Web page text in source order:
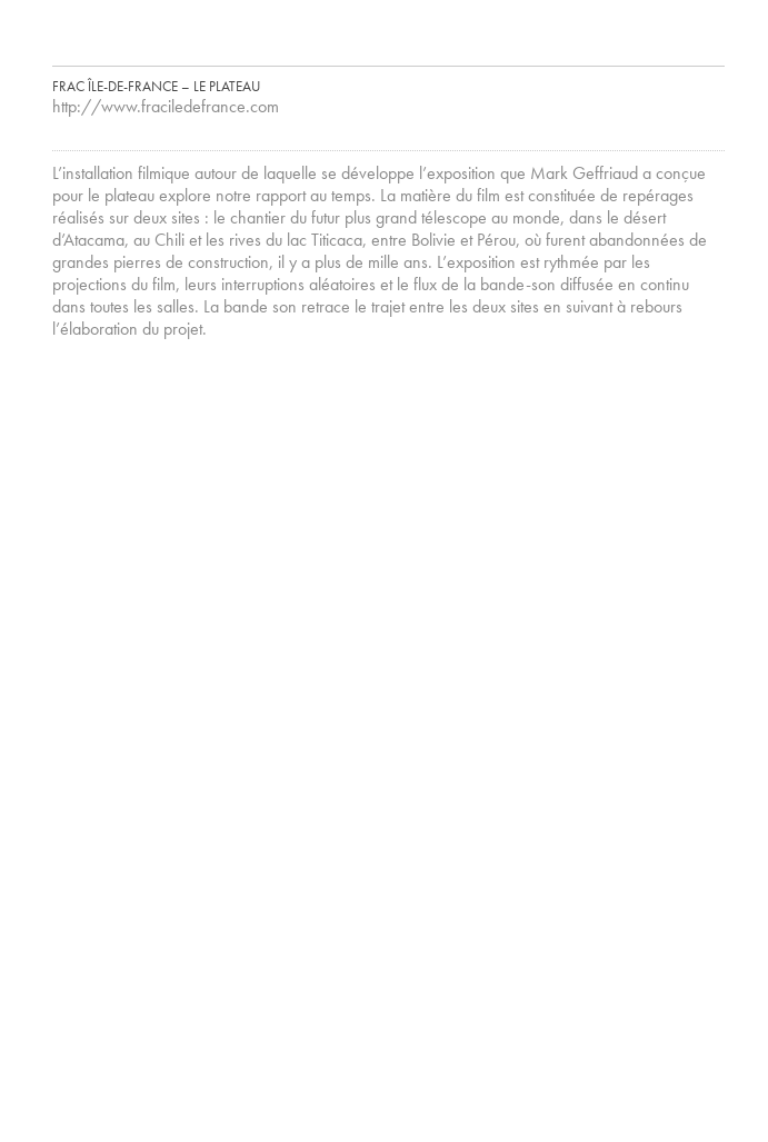
FRAC ÎLE-DE-FRANCE – LE PLATEAU
http://www.fraciledefrance.com
L’installation filmique autour de laquelle se développe l’exposition que Mark Geffriaud a conçue
pour le plateau explore notre rapport au temps. La matière du film est constituée de repérages
réalisés sur deux sites : le chantier du futur plus grand télescope au monde, dans le désert
d’Atacama, au Chili et les rives du lac Titicaca, entre Bolivie et Pérou, où furent abandonnées de
grandes pierres de construction, il y a plus de mille ans. L’exposition est rythmée par les
projections du film, leurs interruptions aléatoires et le flux de la bande-son diffusée en continu
dans toutes les salles. La bande son retrace le trajet entre les deux sites en suivant à rebours
l’élaboration du projet.